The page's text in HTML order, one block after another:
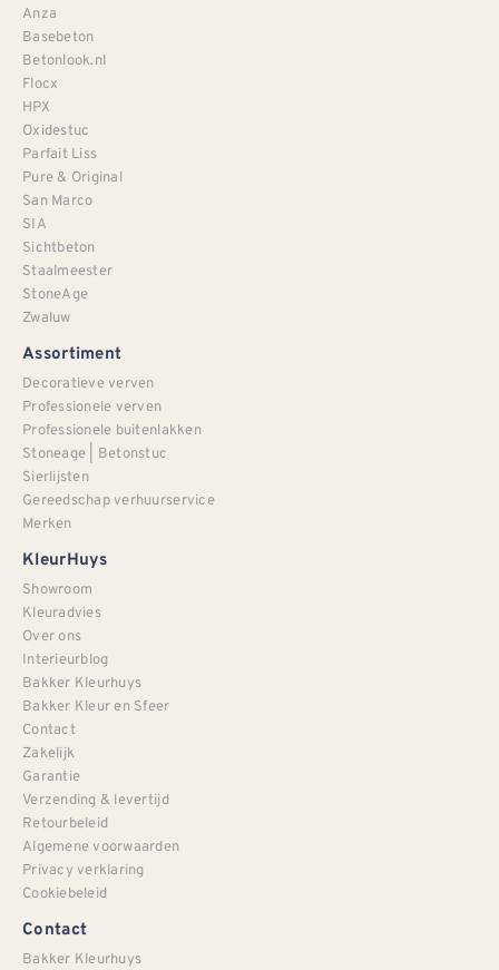
Anza
Basebeton
Betonlook.nl
Flocx
HPX
Oxidestuc
Parfait Liss
Pure & Original
San Marco
SIA
Sichtbeton
Staalmeester
StoneAge
Zwaluw
Assortiment
Decoratieve verven
Professionele verven
Professionele buitenlakken
Stoneage | Betonstuc
Sierlijsten
Gereedschap verhuurservice
Merken
KleurHuys
Showroom
Kleuradvies
Over ons
Interieurblog
Bakker Kleurhuys
Bakker Kleur en Sfeer
Contact
Zakelijk
Garantie
Verzending & levertijd
Retourbeleid
Algemene voorwaarden
Privacy verklaring
Cookiebeleid
Contact
Bakker Kleurhuys